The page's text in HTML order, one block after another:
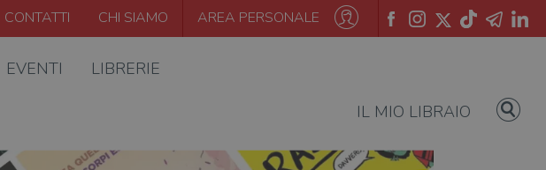
CONTATTI CHI SIAMO AREA PERSONALE
EVENTI LIBRERIE
IL MIO LIBRAIO